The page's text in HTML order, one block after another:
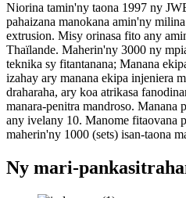
Niorina tamin'ny taona 1997 ny
pahaizana manokana amin'ny
extrusion. Misy orinasa fito any
Thaïlande. Maherin'ny 3000 ny
teknika sy fitantanana; Manana
izahay ary manana ekipa injeniera
draharaha, ary koa atrikasa
manara-penitra mandroso. Manana
any ivelany 10. Manome fitaovana
maherin'ny 1000 (sets) isan-taona
Ny mari-